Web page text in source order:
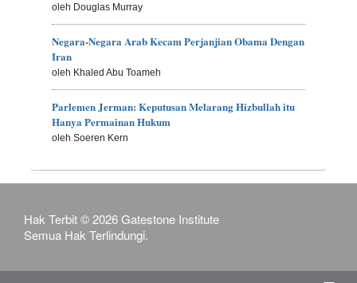
oleh Douglas Murray
Negara-Negara Arab Kecam Perjanjian Obama Dengan
Iran
oleh Khaled Abu Toameh
Parlemen Jerman: Keputusan Melarang Hizbullah itu
Hanya Permainan Hukum
oleh Soeren Kern
Hak Terbit © 2026 Gatestone Institute
Semua Hak Terlindungi.